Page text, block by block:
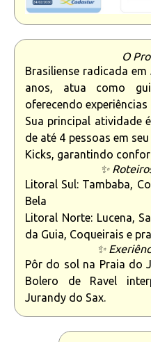
O
Brasiliense radicada
anos, atua como
oferecendo
Sua principal atividade
de até 4 pessoas em
Kicks, garantindo
✨
Litoral Sul: Tambaba,
Bela
Litoral Norte: Lucena,
da Guia, Coqueirais e
✨
Pôr do sol na Praia do
Bolero de Ravel
Jurandy do Sax.